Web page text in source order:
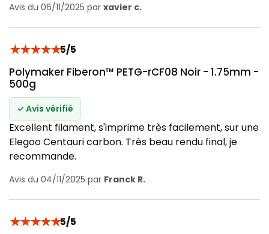
Avis du 06/11/2025 par xavier c.
★★★★★5/5
Polymaker Fiberon™ PETG-rCF08 Noir - 1.75mm -
500g
✓ Avis vérifié
Excellent filament, s'imprime très facilement, sur une
Elegoo Centauri carbon. Très beau rendu final, je
recommande.
Avis du 04/11/2025 par Franck R.
★★★★★5/5